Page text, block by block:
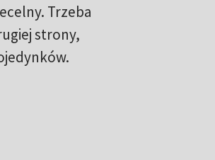
Trzeba
strony,